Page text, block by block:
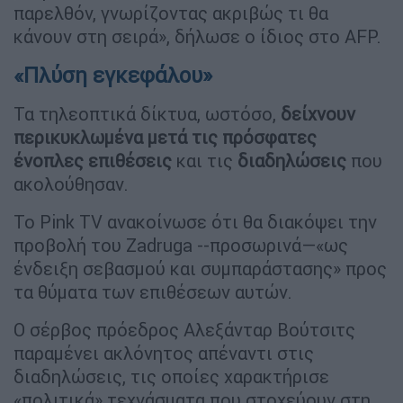
παρελθόν, γνωρίζοντας ακριβώς τι θα
κάνουν στη σειρά», δήλωσε ο ίδιος στο AFP.
«Πλύση εγκεφάλου»
Τα τηλεοπτικά δίκτυα, ωστόσο, δείχνουν
περικυκλωμένα μετά τις πρόσφατες
ένοπλες επιθέσεις και τις διαδηλώσεις που
ακολούθησαν.
Το Pink TV ανακοίνωσε ότι θα διακόψει την
προβολή του Zadruga --προσωρινά—«ως
ένδειξη σεβασμού και συμπαράστασης» προς
τα θύματα των επιθέσεων αυτών.
Ο σέρβος πρόεδρος Αλεξάνταρ Βούτσιτς
παραμένει ακλόνητος απέναντι στις
διαδηλώσεις, τις οποίες χαρακτήρισε